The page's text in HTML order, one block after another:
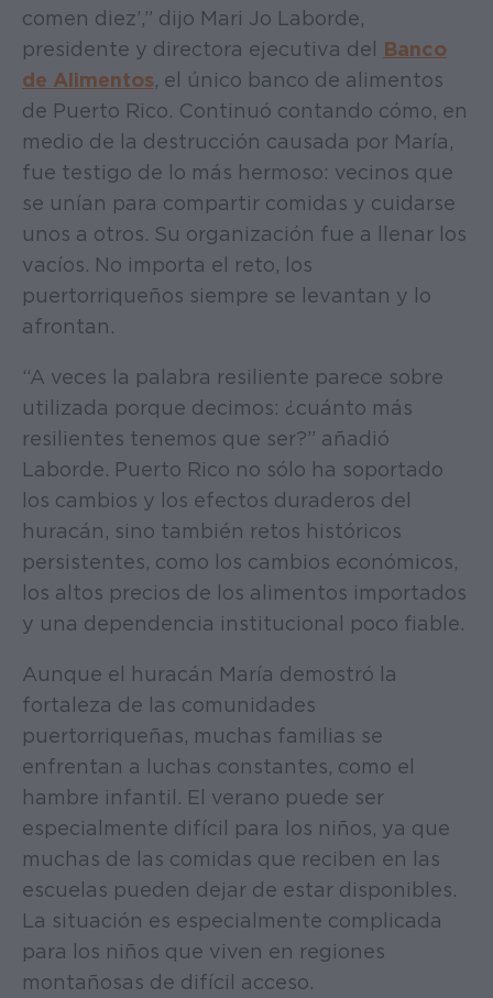
comen diez’,” dijo Mari Jo Laborde,
presidente y directora ejecutiva del Banco
de Alimentos, el único banco de alimentos
de Puerto Rico. Continuó contando cómo, en
medio de la destrucción causada por María,
fue testigo de lo más hermoso: vecinos que
se unían para compartir comidas y cuidarse
unos a otros. Su organización fue a llenar los
vacíos. No importa el reto, los
puertorriqueños siempre se levantan y lo
afrontan.
“A veces la palabra resiliente parece sobre
utilizada porque decimos: ¿cuánto más
resilientes tenemos que ser?” añadió
Laborde. Puerto Rico no sólo ha soportado
los cambios y los efectos duraderos del
huracán, sino también retos históricos
persistentes, como los cambios económicos,
los altos precios de los alimentos importados
y una dependencia institucional poco fiable.
Aunque el huracán María demostró la
fortaleza de las comunidades
puertorriqueñas, muchas familias se
enfrentan a luchas constantes, como el
hambre infantil. El verano puede ser
especialmente difícil para los niños, ya que
muchas de las comidas que reciben en las
escuelas pueden dejar de estar disponibles.
La situación es especialmente complicada
para los niños que viven en regiones
montañosas de difícil acceso.